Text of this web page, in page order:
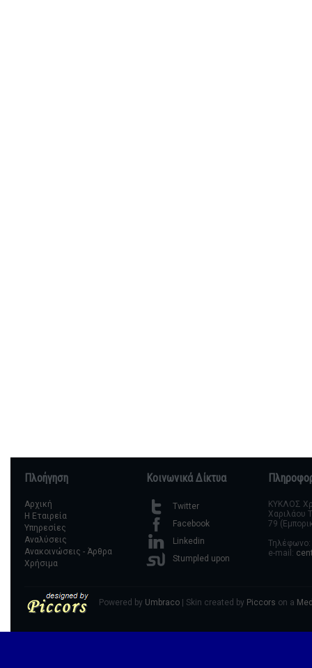
Πλοήγηση
Αρχική
Η Εταιρεία
Υπηρεσίες
Αναλύσεις
Ανακοινώσεις - Άρθρα
Χρήσιμα
Κοινωνικά Δίκτυα
Twitter
Facebook
Linkedin
Stumpled upon
ΚΥΚΛΟΣ
Χαριλάου
79
Τηλέφωνο:
e-mail:
Powered by Umbraco | Skin created by Piccors on a